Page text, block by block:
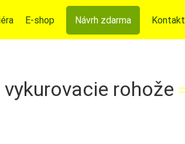
E-shop Návrh zdarma Kontakt
rohože